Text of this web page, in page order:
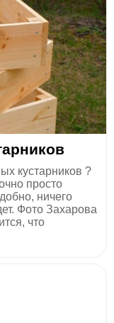
кустарников ?
просто
ничего
Фото Захарова
что